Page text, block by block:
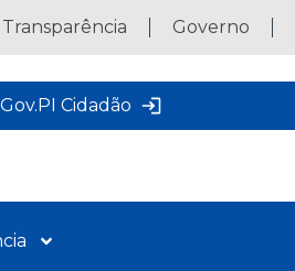
Governo
Gov.PI Cidadão